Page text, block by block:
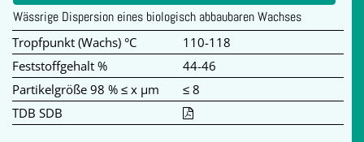
Wässrige Dispersion eines biologisch abbaubaren Wachses
Tropfpunkt (Wachs) °C
110-118
Feststoffgehalt %
44-46
Partikelgröße 98 % ≤ x µm
≤ 8
TDB SDB